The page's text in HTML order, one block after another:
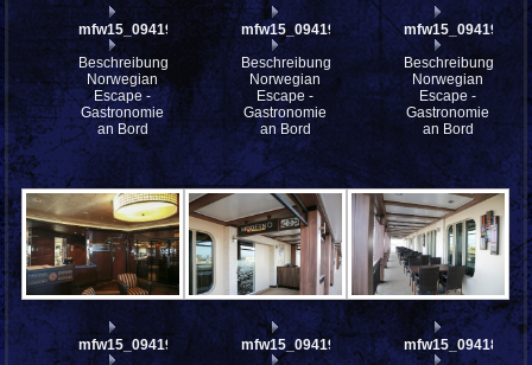
mfw15_094195
Beschreibung:
Norwegian
Escape -
Gastronomie
an Bord
mfw15_094194
Beschreibung:
Norwegian
Escape -
Gastronomie
an Bord
mfw15_094193
Beschreibung:
Norwegian
Escape -
Gastronomie
an Bord
mfw15_094191
mfw15_094190
mfw15_094189